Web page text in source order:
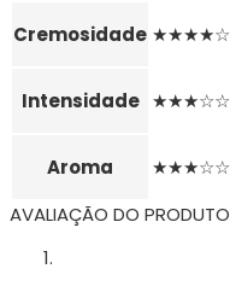
Cremosidade ★★★★☆
Intensidade ★★★☆☆
Aroma
★★★☆☆
AVALIAÇÃO DO PRODUTO